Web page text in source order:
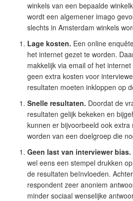
winkels van een bepaalde
wordt een algemener imago
slechts in Amsterdam winkels
Lage kosten. Een online
het internet gezet te worden.
makkelijk via email of het
geen extra kosten voor
resultaten moeten inkloppen op
Snelle resultaten. Doordat de
resultaten gelijk bekeken en
kunnen er bijvoorbeeld ook extra
worden van een doelgroep die
Geen last van interviewer bias.
wel eens een stempel drukken
de resultaten beïnvloeden.
respondent zeer anoniem
minder sociaal wenselijke